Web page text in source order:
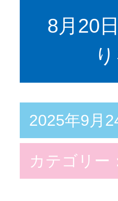
8月20
2025年9月
カテゴリー